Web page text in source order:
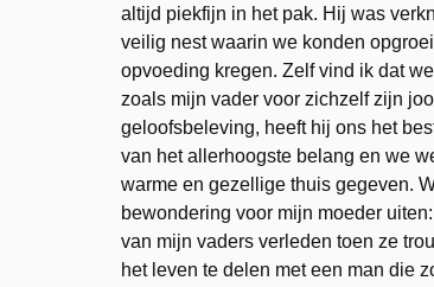
altijd piekfijn in het pak. Hij was
veilig nest waarin we konden
opvoeding kregen. Zelf vind ik dat
zoals mijn vader voor zichzelf zijn
geloofsbeleving, heeft hij ons het
van het allerhoogste belang en we
warme en gezellige thuis gegeven.
bewondering voor mijn moeder
van mijn vaders verleden toen ze
het leven te delen met een man die